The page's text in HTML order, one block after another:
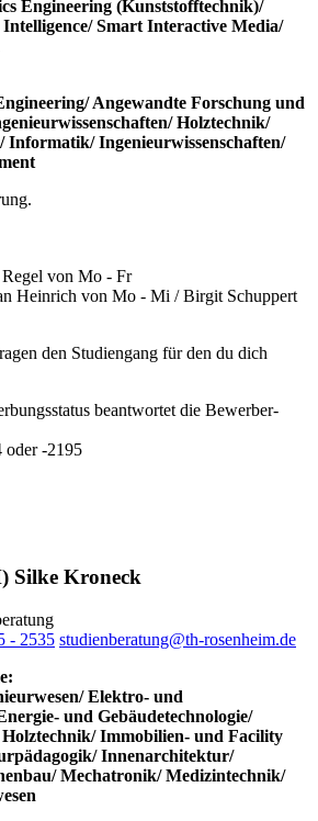
Engineering (Kunststofftechnik)/
Smart Interactive Media/
Angewandte Forschung und
Holztechnik/
Informatik/ Ingenieurwissenschaften/
von Mo - Fr
Heinrich von Mo - Mi / Birgit Schuppert
den Studiengang für den du dich
beantwortet die Bewerber-
oder -2195
Silke Kroneck
- 2535 studienberatung@th-rosenheim.de
Elektro- und
und Gebäudetechnologie/
Immobilien- und Facility
Innenarchitektur/
Mechatronik/ Medizintechnik/